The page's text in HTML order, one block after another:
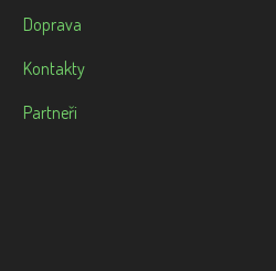
Doprava
Kontakty
Partneři